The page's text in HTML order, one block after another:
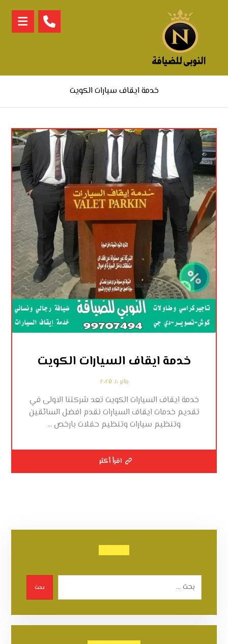
خدمة ايقاف سيارات الكويت
خدمة ايقاف السيارات الكويت
يناير ١٠, ٢٠٢٥
خدمة ايقاف السيارات الكويت تعد شركتنا الاولى في
تقديم خدمات ايقاف السيارات نقدم افضل السائقين
وتنظيم سيارات وتنظيم حفلات بارخص ...
اقرأ أكثر
بحث